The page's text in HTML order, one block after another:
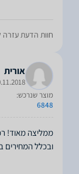
חוות הדעת עזרה
אורית
מוצר שנרכש:
6848
ממליצה מאוד!
ובכלל המחירים